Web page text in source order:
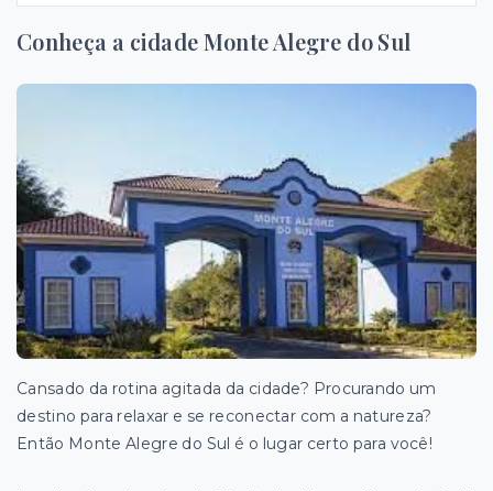
Conheça a cidade Monte Alegre do Sul
Cansado da rotina agitada da cidade? Procurando um
destino para relaxar e se reconectar com a natureza?
Então Monte Alegre do Sul é o lugar certo para você!